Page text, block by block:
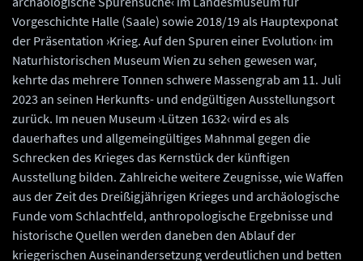
Vorgeschichte Halle (Saale) sowie 2018/19 als Hauptexponat
der Präsentation ›Krieg. Auf den Spuren einer Evolution‹ im
Naturhistorischen Museum Wien zu sehen gewesen war,
kehrte das mehrere Tonnen schwere Massengrab am 11. Juli
2023 an seinen Herkunfts- und endgültigen Ausstellungsort
zurück. Im neuen Museum ›Lützen 1632‹ wird es als
dauerhaftes und allgemeingültiges Mahnmal gegen die
Schrecken des Krieges das Kernstück der künftigen
Ausstellung bilden. Zahlreiche weitere Zeugnisse, wie Waffen
aus der Zeit des Dreißigjährigen Krieges und archäologische
Funde vom Schlachtfeld, anthropologische Ergebnisse und
historische Quellen werden daneben den Ablauf der
kriegerischen Auseinandersetzung verdeutlichen und betten